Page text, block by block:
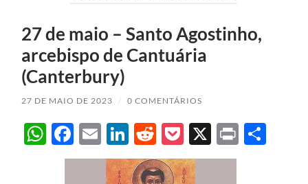
27 de maio – Santo Agostinho,
arcebispo de Cantuária
(Canterbury)
27 DE MAIO DE 2023 / 0 COMENTÁRIOS
WhatsApp
Facebook
EmailLinkedIn
Reddit
Pocket
X Print